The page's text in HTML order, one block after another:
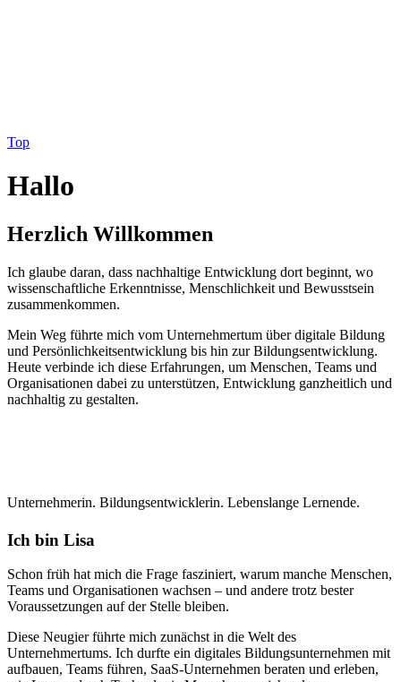
Top
Hallo
Herzlich Willkommen
Ich glaube daran, dass nachhaltige Entwicklung dort beginnt, wo
wissenschaftliche Erkenntnisse, Menschlichkeit und Bewusstsein
zusammenkommen.
Mein Weg führte mich vom Unternehmertum über digitale Bildung
und Persönlichkeitsentwicklung bis hin zur Bildungsentwicklung.
Heute verbinde ich diese Erfahrungen, um Menschen, Teams und
Organisationen dabei zu unterstützen, Entwicklung ganzheitlich und
nachhaltig zu gestalten.
Unternehmerin. Bildungsentwicklerin. Lebenslange Lernende.
Ich bin Lisa
Schon früh hat mich die Frage fasziniert, warum manche Menschen,
Teams und Organisationen wachsen – und andere trotz bester
Voraussetzungen auf der Stelle bleiben.
Diese Neugier führte mich zunächst in die Welt des
Unternehmertums. Ich durfte ein digitales Bildungsunternehmen mit
aufbauen, Teams führen, SaaS-Unternehmen beraten und erleben,